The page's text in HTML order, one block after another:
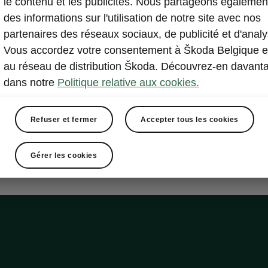
Plus
adaptative du châssis Dynamic Chassis Control Plus
progressive
Mode Select
des informations sur l'utilisation de notre site avec nos
partenaires des réseaux sociaux, de publicité et
Vous accordez votre consentement à Škoda Belgique
au réseau de distribution Škoda. Découvrez-en
dans notre Politique relative aux cookies.
Refuser et fermer Accepter tous les cookies
Gérer les cookies